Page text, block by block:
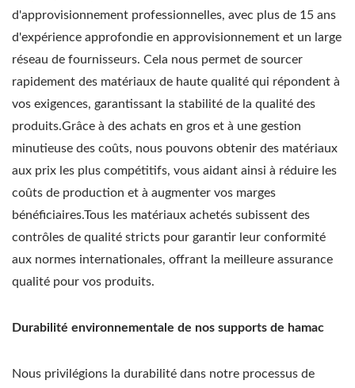
d'approvisionnement professionnelles, avec plus de 15 ans
d'expérience approfondie en approvisionnement et un large
réseau de fournisseurs. Cela nous permet de sourcer
rapidement des matériaux de haute qualité qui répondent à
vos exigences, garantissant la stabilité de la qualité des
produits.Grâce à des achats en gros et à une gestion
minutieuse des coûts, nous pouvons obtenir des matériaux
aux prix les plus compétitifs, vous aidant ainsi à réduire les
coûts de production et à augmenter vos marges
bénéficiaires.Tous les matériaux achetés subissent des
contrôles de qualité stricts pour garantir leur conformité
aux normes internationales, offrant la meilleure assurance
qualité pour vos produits.
Durabilité environnementale de nos supports de hamac
Nous privilégions la durabilité dans notre processus de